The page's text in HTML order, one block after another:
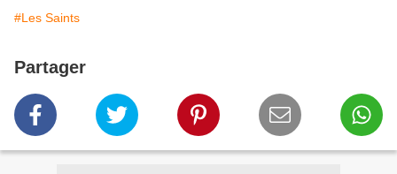
#Les Saints
Partager